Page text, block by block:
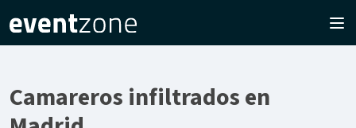
Camareros infiltrados en